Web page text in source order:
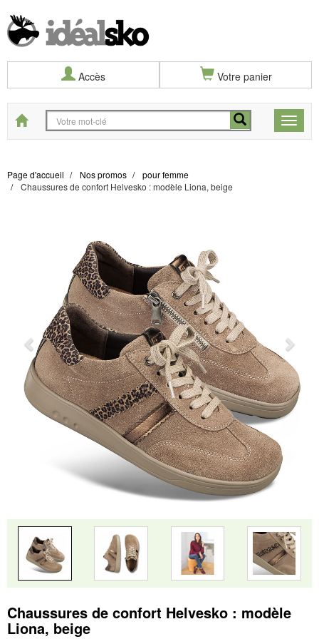
Accès Votre panier
Toggle
Start
Page d'accueil Nos promos
pour femme
Chaussures de confort Helvesko : modèle Liona, beige
Chaussures de confort Helvesko : modèle
Liona, beige